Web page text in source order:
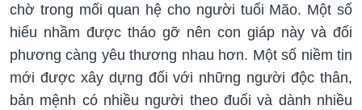
chờ trong mối quan hệ cho người tuổi Mão. Một số
hiểu nhầm được tháo gỡ nên con giáp này và đối
phương càng yêu thương nhau hơn. Một số niềm tin
mới được xây dựng đối với những người độc thân,
bản mệnh có nhiều người theo đuổi và dành nhiều